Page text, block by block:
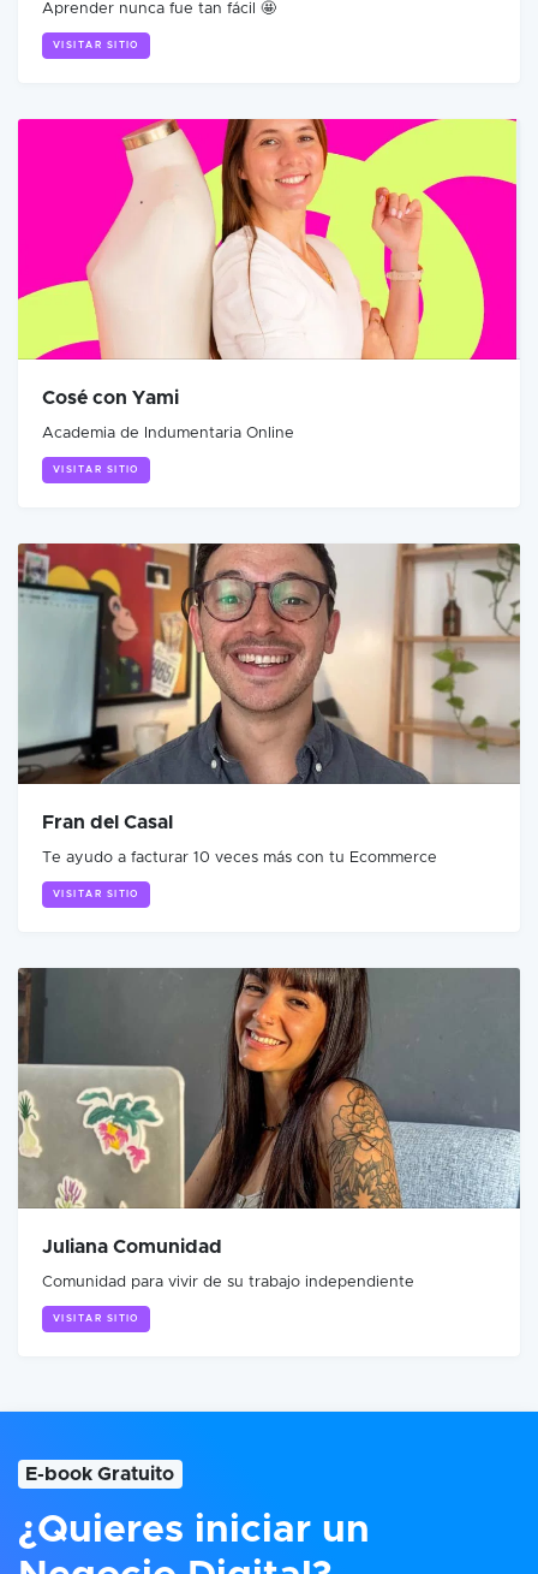
Aprender nunca fue tan fácil 🤩
VISITAR SITIO
Cosé con Yami
Academia de Indumentaria Online
VISITAR SITIO
Fran del Casal
Te ayudo a facturar 10 veces más con tu Ecommerce
VISITAR SITIO
Juliana Comunidad
Comunidad para vivir de su trabajo independiente
VISITAR SITIO
E-book Gratuito
¿Quieres iniciar un